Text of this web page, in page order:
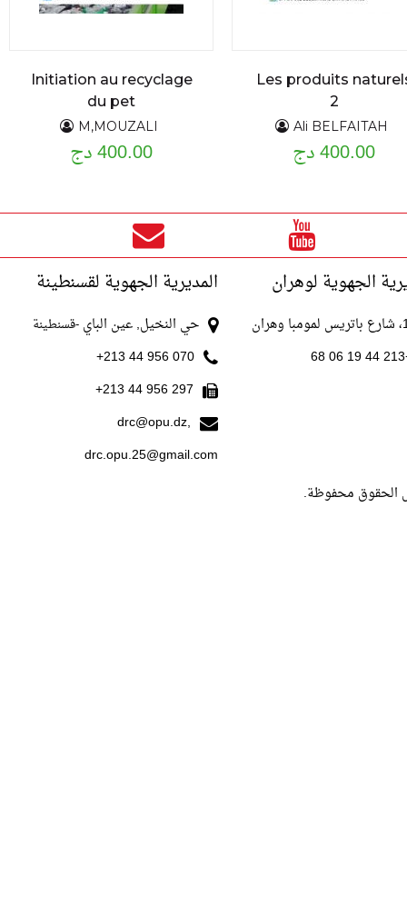
Les produits
2
Ali BELFAITAH
400.00 دج
Initiation au recyclage
du pet
M,MOUZALI
400.00 دج
الجهوية لوهران المديرية الجهوية لقسنطينة
حي النخيل, عين الباي -قسنطينة
070 956 44 213+
297 956 44 213+
drc@opu.dz,
drc.opu.25@gmail.com
الحقوق محفوظة.